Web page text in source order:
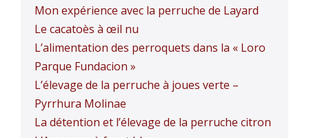
Mon expérience avec la perruche de Layard
Le cacatoès à œil nu
L’alimentation des perroquets dans la « Loro
Parque Fundacion »
L’élevage de la perruche à joues verte –
Pyrrhura Molinae
La détention et l’élevage de la perruche citron